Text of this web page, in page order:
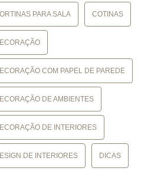
PARA SALA COTINAS
COM PAPEL DE PAREDE
DE AMBIENTES
DE INTERIORES
DE INTERIORES DICAS